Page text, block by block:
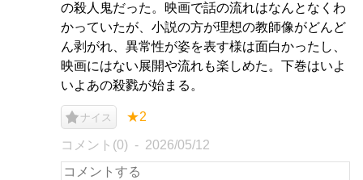
の殺人鬼だった。映画で話の流れはなんとなくわ
かっていたが、小説の方が理想の教師像がどんど
ん剥がれ、異常性が姿を表す様は面白かったし、
映画にはない展開や流れも楽しめた。下巻はいよ
いよあの殺戮が始まる。
ナイス ★2
コメント(0) 2026/05/12